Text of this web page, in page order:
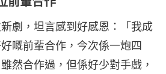
劇，坦言感到好感恩：「我成
嘅前輩合作，今次係一炮四
然合作過，但係好少對手戲，